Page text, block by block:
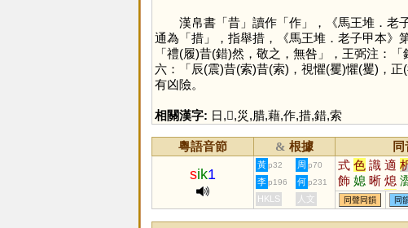
漢帛書「昔」讀作「作」，《馬王堆．老
通為「措」，指舉措，《馬王堆．老子甲本》
「禮(履)昔(錯)然，敬之，無咎」，王弼注：
六：「辰(震)昔(索)昔(索)，視懼(矍)懼(矍)，正
有凶險。
相關漢字: 日,𡿧,災,腊,藉,作,措,錯,索
粵語音節 & 根據
sik1
黃 p32 周 p70 式 色 識 適
飾 媳 晰 熄
淅 蜥 軾 嗇
螫 窸 潟 襫
李 p196 何 p231
HKLS 人文 同聲同韻 同